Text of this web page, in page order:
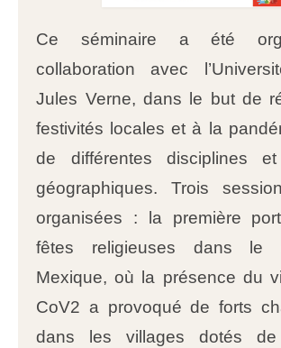
Ce séminaire a été
collaboration avec
Jules Verne, dans le but de
festivités locales et à la
de différentes disciplines
géographiques. Trois
organisées : la première
fêtes religieuses dans le
Mexique, où la présence du
CoV2 a provoqué de forts
dans les villages dotés de